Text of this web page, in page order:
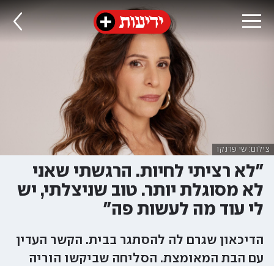
צילום: שי פרנקו
"לא רציתי לחיות. הרגשתי שאני
לא מסוגלת יותר. טוב שניצלתי, יש
לי עוד מה לעשות פה"
הדיכאון שגרם לה להסתגר בבית. הקשר העדין
עם הבת המאומצת. הסליחה שביקשו הוריה